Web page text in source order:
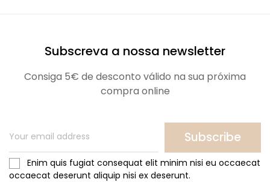
Subscreva a nossa newsletter
Consiga 5€ de desconto válido na sua próxima
compra online
Subscribe
Enim quis fugiat consequat elit minim nisi eu occaecat
occaecat deserunt aliquip nisi ex deserunt.